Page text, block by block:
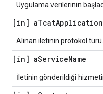
Uygulama verilerinin
[in] aTcatApplication
Alınan iletinin protokol türü.
[in] aServiceName
İletinin gönderildiği